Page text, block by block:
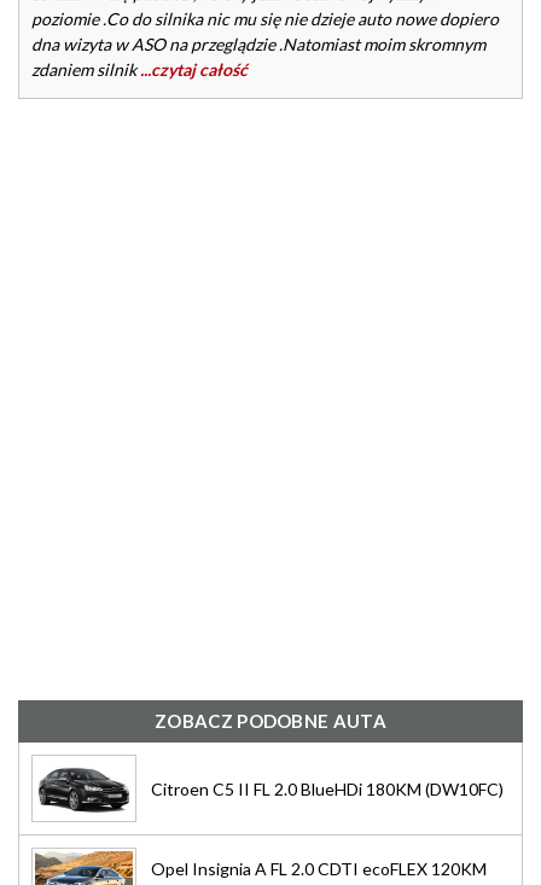
poziomie .Co do silnika nic mu się nie dzieje auto nowe dopiero
dna wizyta w ASO na przeglądzie .Natomiast moim skromnym
zdaniem silnik...czytaj całość
ZOBACZ PODOBNE AUTA
Citroen C5 II FL 2.0 BlueHDi 180KM (DW10FC)
Opel Insignia A FL 2.0 CDTI ecoFLEX 120KM